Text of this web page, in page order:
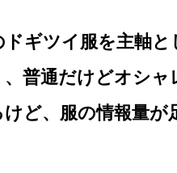
ドギツイ服を主軸
、普通だけどオシ
ど、服の情報量が